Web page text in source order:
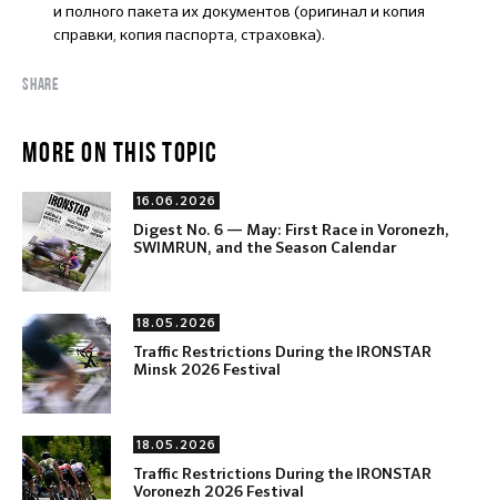
и полного пакета их документов (оригинал и копия
справки, копия паспорта, страховка).
SHARE
MORE ON THIS TOPIC
16.06.2026
Digest No. 6 — May: First Race in Voronezh,
SWIMRUN, and the Season Calendar
18.05.2026
Traffic Restrictions During the IRONSTAR
Minsk 2026 Festival
18.05.2026
Traffic Restrictions During the IRONSTAR
Voronezh 2026 Festival